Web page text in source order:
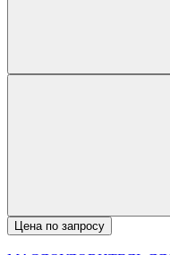
Цена по запросу